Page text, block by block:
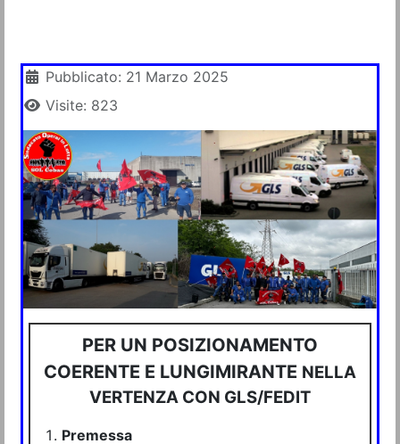
Dettagli
Pubblicato: 21 Marzo 2025
Visite: 823
PER UN POSIZIONAMENTO
COERENTE E LUNGIMIRANTE NELLA
VERTENZA CON GLS/FEDIT
Premessa